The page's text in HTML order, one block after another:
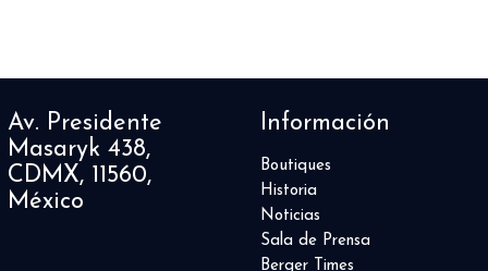
Av. Presidente
Masaryk 438,
CDMX, 11560,
México
Información
Boutiques
Historia
Noticias
Sala de Prensa
Berger Times